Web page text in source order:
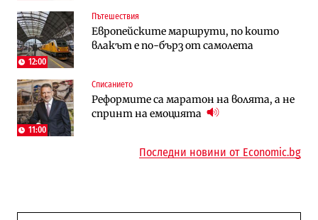
12:00
Пътешествия
Европейските маршрути, по които
влакът е по-бърз от самолета
11:00
Списанието
Реформите са маратон на волята, а не
спринт на емоцията
Енергетика
АЕЦ „Козлодуй“ ще работи само още
няколко седмици, ако сушата продължи
Енергетика
Държавният ТЕЦ „Марица изток 2“
работи с 5 блока
To:know
Последни дни с обозначаване на цените
в лева: Какво предстои?
Компании
„Ендуросат“ ще строи огромен
космически и отбранителен център в
Последни новини от Economic.bg